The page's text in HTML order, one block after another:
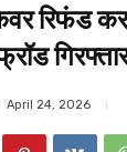
रिफंड
April 24, 2026